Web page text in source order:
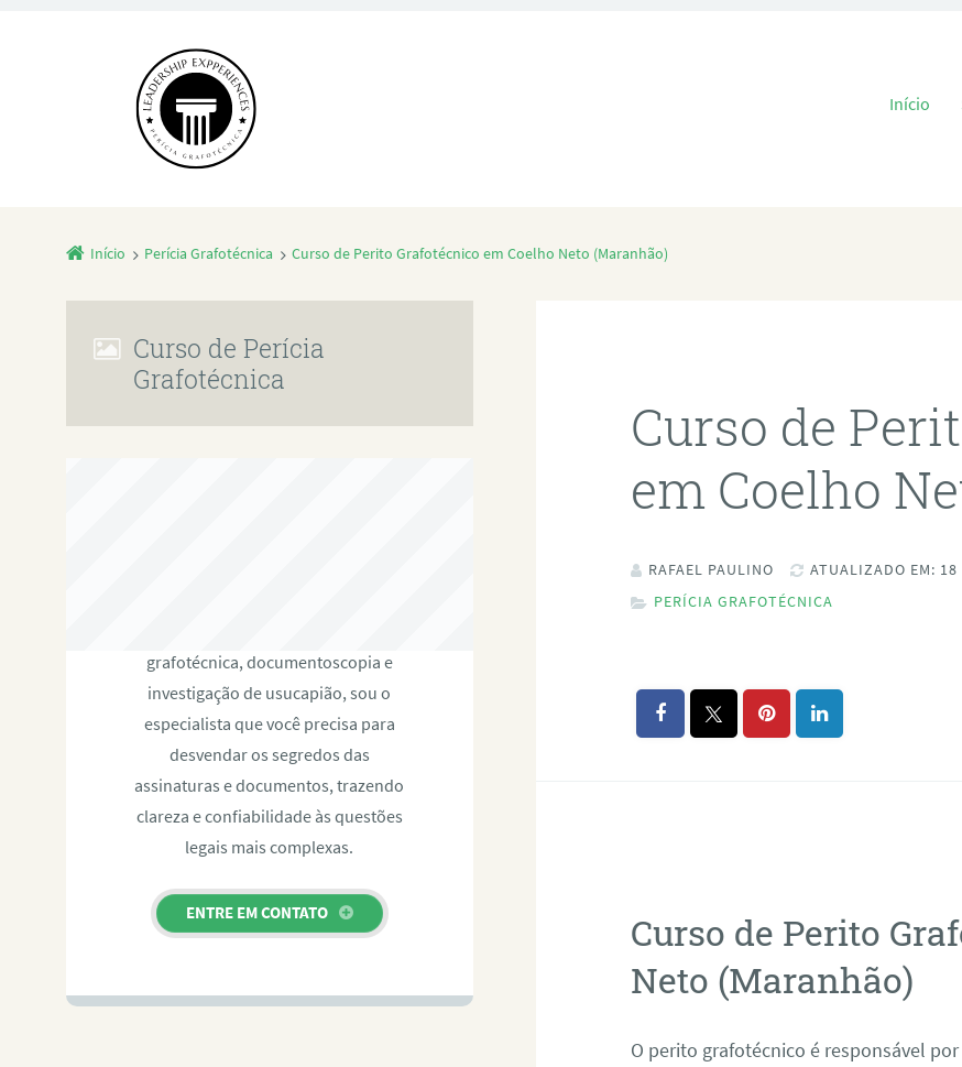
Pular
Início
Início Perícia Grafotécnica Curso de Perito Grafotécnico em Coelho Neto (Maranhão)
Curso de
em Coelho
RAFAEL PAULINO
ATUALIZADO EM:
PERÍCIA GRAFOTÉCNICA
Curso de Perito
Neto (Maranhão)
O perito grafotécnico é responsável
Curso de Perícia
Grafotécnica
grafotécnica, documentoscopia e
investigação de usucapião, sou o
especialista que você precisa para
desvendar os segredos das
assinaturas e documentos, trazendo
clareza e confiabilidade às questões
legais mais complexas.
ENTRE EM CONTATO